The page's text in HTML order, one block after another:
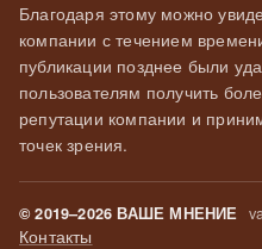
Благодаря этому можно
компании с течением
публикации позднее были
пользователям получить
репутации компании и
точек зрения.
© 2019–2026 ВАШЕ МНЕНИЕ
Контакты